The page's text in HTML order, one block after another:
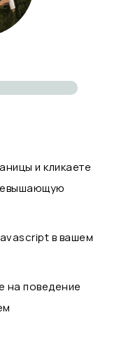
и кликаете
в вашем
на поведение